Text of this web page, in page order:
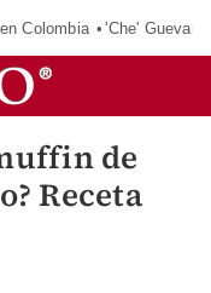
Colombia 'Che' Guevara
de
Receta